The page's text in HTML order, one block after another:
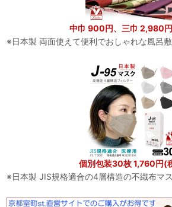
中巾 900円、三巾 2,980
※日本製 両面使えて便利でおしゃれな風呂敷
個別包装30枚 1,760円(
※日本製 JIS規格適合の4層構造の不織布マ